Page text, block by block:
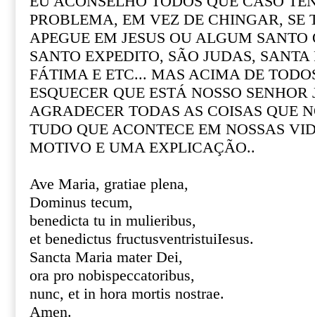
PROBLEMA, EM VEZ DE CHINGAR, SE
APEGUE EM JESUS OU ALGUM SANTO
SANTO EXPEDITO, SÃO JUDAS, SANTA
FÁTIMA E ETC... MAS ACIMA DE
ESQUECER QUE ESTÁ NOSSO SENHOR
AGRADECER TODAS AS COISAS QUE
TUDO QUE ACONTECE EM NOSSAS
MOTIVO E UMA EXPLICAÇÃO..
Ave Maria, gratiae plena,
Dominus tecum,
benedicta tu in mulieribus,
et benedictus fructusventristuiIesus.
Sancta Maria mater Dei,
ora pro nobispeccatoribus,
nunc, et in hora mortis nostrae.
Amen.